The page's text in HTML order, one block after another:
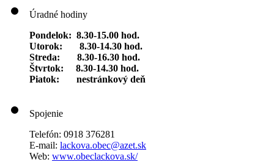
Úradné hodiny
Pondelok: 8.30-15.00 hod.
Utorok: 8.30-14.30 hod.
Streda: 8.30-16.30 hod.
Štvrtok: 8.30-14.30 hod.
Piatok: nestránkový deň
Spojenie
Telefón: 0918 376281
E-mail: lackova.obec@azet.sk
Web: www.obeclackova.sk/